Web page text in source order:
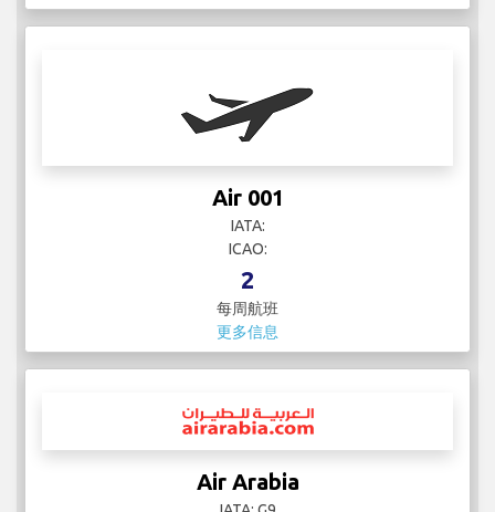
Air 001
IATA:
ICAO:
2
每周航班
更多信息
Air Arabia